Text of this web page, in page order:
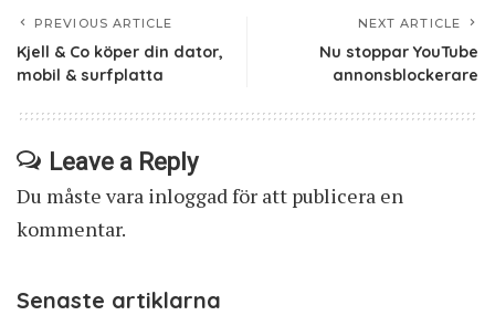
PREVIOUS ARTICLE
Kjell & Co köper din dator,
mobil & surfplatta
NEXT ARTICLE
Nu stoppar YouTube
annonsblockerare
Leave a Reply
Du måste vara inloggadför att publicera en
kommentar.
Senaste artiklarna